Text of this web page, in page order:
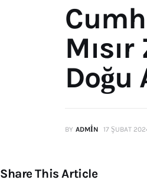
Doğu
BY ADMIN 17 ŞUBAT
Share This Article